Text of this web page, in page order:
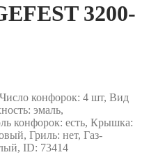
3200-
конфорок: 4 шт, Вид
эмаль,
конфорок: есть, Крышка:
Гриль: нет, Газ-
ID: 73414